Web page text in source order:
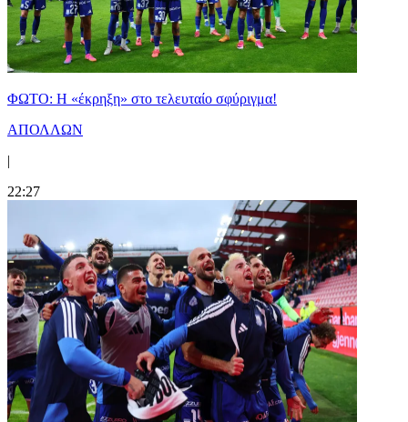
ΦΩΤΟ: Η «έκρηξη» στο τελευταίο σφύριγμα!
ΑΠΟΛΛΩΝ
|
22:27